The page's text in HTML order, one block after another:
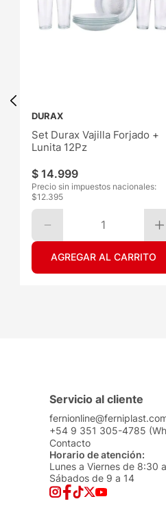
DURAX
Set Durax Vajilla Forjado +
Lunita 12Pz
$ 14.999
Precio sin impuestos nacionales:
$12.395
1
AGREGAR AL CARRITO
Servicio al cliente
+54 9 351 305-4785
Contacto
Horario de atención:
Lunes a Viernes de 8:30
Sábados de 9 a 14